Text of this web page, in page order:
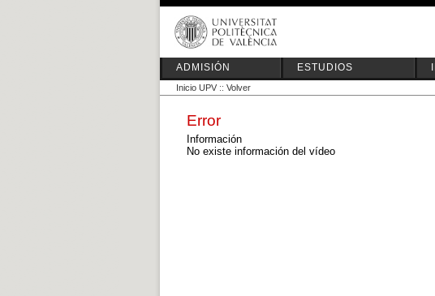
ADMISIÓN ESTUDIOS
Inicio UPV :: Volver
Error
Información
No existe información del vídeo